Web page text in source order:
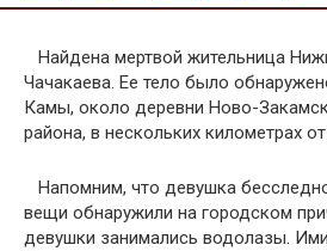
Найдена мертвой жительница
Чачакаева. Ее тело было
Камы, около деревни Ново-
района, в нескольких километрах
Напомним, что девушка
вещи обнаружили на городском
девушки занимались водолазы.